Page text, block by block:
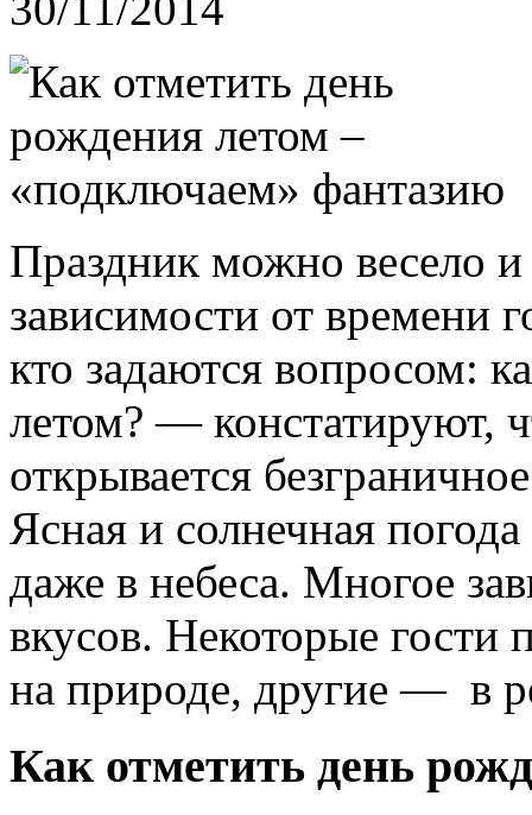
Праздник можно весело и
зависимости от времени
кто задаются вопросом:
летом? — констатируют,
открывается
Ясная и солнечная
даже в небеса. Многое
вкусов. Некоторые гости
на природе, другие — в
Как отметить день